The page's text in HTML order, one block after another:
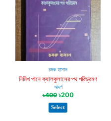
চমক হাসান
নিমিখ পানে ক্যালকুলাসের পথ পরিভ্রমণ
আদর্শ
৳400 ৳200
Select